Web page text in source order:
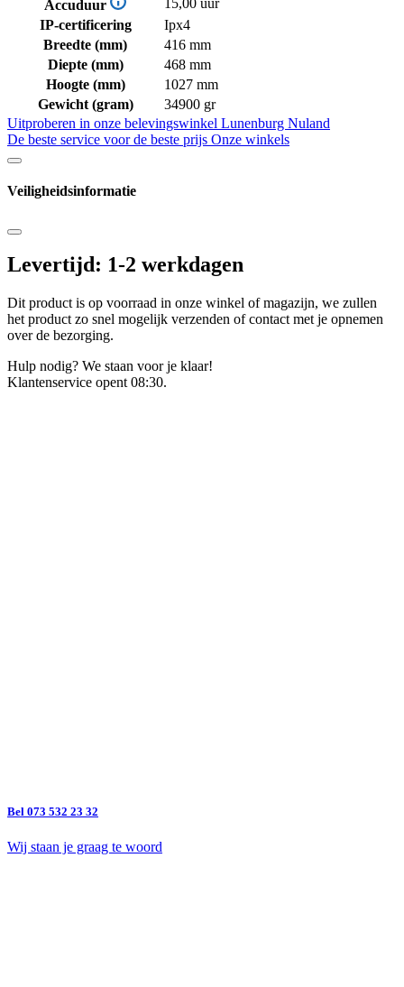
Accuduur
15,00 uur
IP-certificering
Ipx4
Breedte (mm)
416 mm
Diepte (mm)
468 mm
Hoogte (mm)
1027 mm
Gewicht (gram)
34900 gr
Uitproberen in onze belevingswinkel Lunenburg Nuland
De beste service voor de beste prijs Onze winkels
Veiligheidsinformatie
Levertijd: 1-2 werkdagen
Dit product is op voorraad in onze winkel of magazijn, we zullen
het product zo snel mogelijk verzenden of contact met je opnemen
over de bezorging.
Hulp nodig? We staan voor je klaar!
Klantenservice opent 08:30.
Bel 073 532 23 32
Wij staan je graag te woord